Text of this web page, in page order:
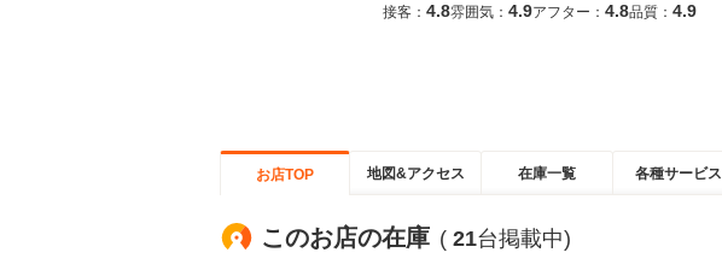
接客： 4.8雰囲気： 4.9アフター： 4.8品質： 4.9
お店TOP 地図&アクセス 在庫一覧 各種サービス
このお店の在庫 ( 21台掲載中)